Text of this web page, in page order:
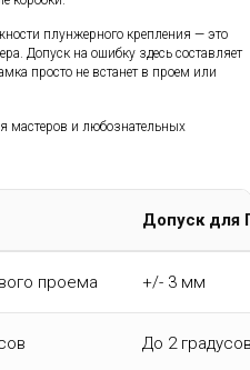
плунжерного крепления — это
Допуск на ошибку здесь составляет
просто не встанет в проем или
мастеров и любознательных
Допуск для
проема +/- 3 мм
До 2